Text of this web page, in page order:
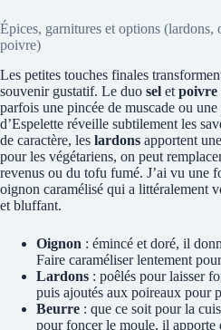
Épices, garnitures et options (lardons,
poivre)
Les petites touches finales
souvenir gustatif. Le duo sel et poivre
parfois une pincée de muscade ou
d’Espelette réveille subtilement les
de caractère, les lardons apportent
pour les végétariens, on peut
revenus ou du tofu fumé. J’ai vu une
oignon caramélisé qui a littéralement
et bluffant.
Oignon : émincé et doré, il
Faire caraméliser lentement
Lardons : poêlés pour laisser
puis ajoutés aux poireaux pour
Beurre : que ce soit pour la
pour foncer le moule, il apporte